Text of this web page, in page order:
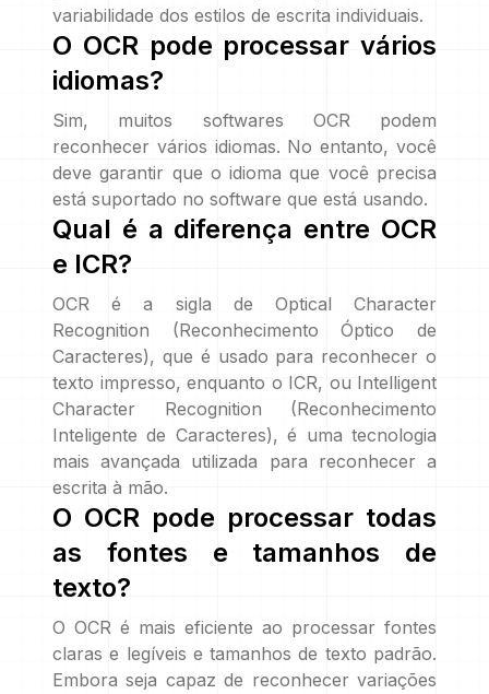
variabilidade dos estilos de escrita individuais.
O OCR pode processar vários
idiomas?
Sim, muitos softwares OCR podem
reconhecer vários idiomas. No entanto, você
deve garantir que o idioma que você precisa
está suportado no software que está usando.
Qual é a diferença entre OCR
e ICR?
OCR é a sigla de Optical Character
Recognition (Reconhecimento Óptico de
Caracteres), que é usado para reconhecer o
texto impresso, enquanto o ICR, ou Intelligent
Character Recognition (Reconhecimento
Inteligente de Caracteres), é uma tecnologia
mais avançada utilizada para reconhecer a
escrita à mão.
O OCR pode processar todas
as fontes e tamanhos de
texto?
O OCR é mais eficiente ao processar fontes
claras e legíveis e tamanhos de texto padrão.
Embora seja capaz de reconhecer variações